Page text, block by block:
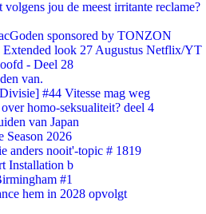
jou de meest irritante reclame?
sponsored by TONZON
look 27 Augustus Netflix/YT
- Deel 28
van.
#44 Vitesse mag weg
homo-seksualiteit? deel 4
van Japan
Season 2026
anders nooit'-topic # 1819
Installation b
#1
hem in 2028 opvolgt